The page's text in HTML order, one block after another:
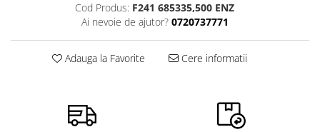
Cod Produs: F241 685335,500 ENZ
Ai nevoie de ajutor? 0720737771
Adauga la Favorite Cere informatii